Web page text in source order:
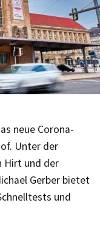
neue Corona-
Unter der
Hirt und der
Gerber bietet
und